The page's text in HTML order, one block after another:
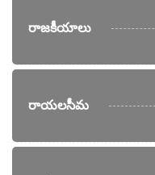
రాజకీయాలు
రాయలసీమ